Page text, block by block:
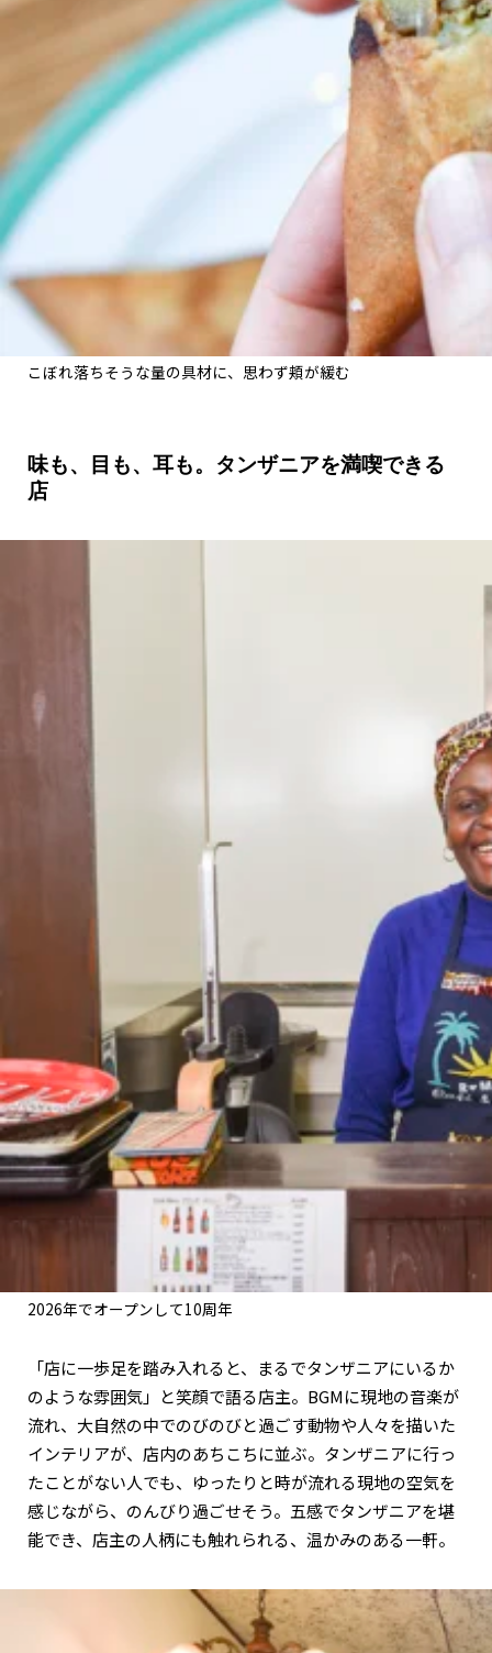
こぼれ落ちそうな量の具材に、思わず頬が緩む
味も、目も、耳も。タンザニアを満喫できる
店
2026年でオープンして10周年
「店に一歩足を踏み入れると、まるでタンザニアにいるか
のような雰囲気」と笑顔で語る店主。BGMに現地の音楽が
流れ、大自然の中でのびのびと過ごす動物や人々を描いた
インテリアが、店内のあちこちに並ぶ。タンザニアに行っ
たことがない人でも、ゆったりと時が流れる現地の空気を
感じながら、のんびり過ごせそう。五感でタンザニアを堪
能でき、店主の人柄にも触れられる、温かみのある一軒。